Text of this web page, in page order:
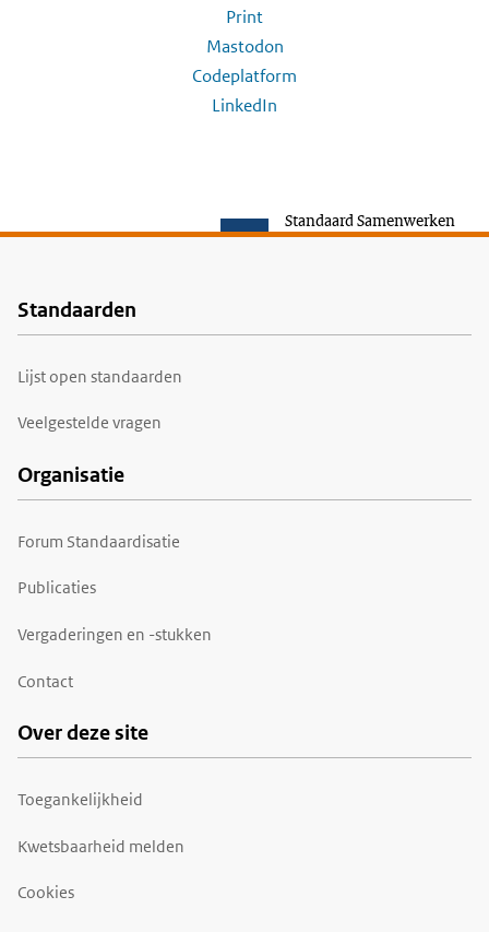
Print
Mastodon
Codeplatform
LinkedIn
Standaard Samenwerken
Voet
Standaarden
Lijst open standaarden
Veelgestelde vragen
Organisatie
Forum Standaardisatie
Publicaties
Vergaderingen en -stukken
Contact
Over deze site
Toegankelijkheid
Kwetsbaarheid melden
Cookies